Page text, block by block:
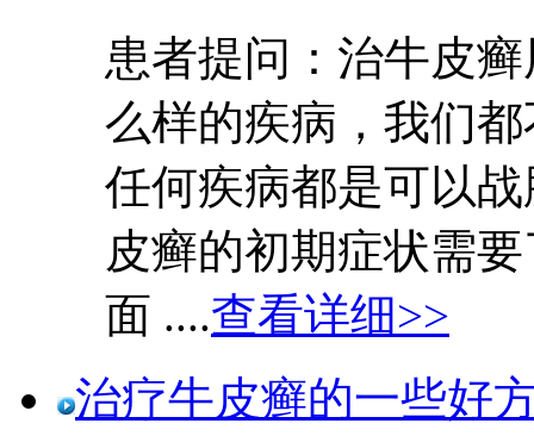
患者提问：治牛皮
么样的疾病，我们
任何疾病都是可以
皮癣的初期症状需
面 ....查看详细>>
治疗牛皮癣的一些好